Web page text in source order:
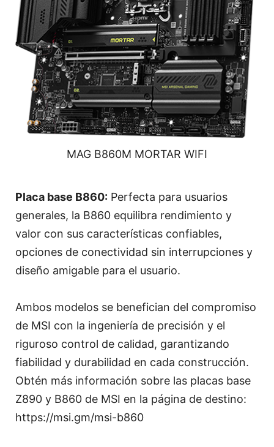
MAG B860M MORTAR WIFI
Placa base B860: Perfecta para usuarios
generales, la B860 equilibra rendimiento y
valor con sus características confiables,
opciones de conectividad sin interrupciones y
diseño amigable para el usuario.
Ambos modelos se benefician del compromiso
de MSI con la ingeniería de precisión y el
riguroso control de calidad, garantizando
fiabilidad y durabilidad en cada construcción.
Obtén más información sobre las placas base
Z890 y B860 de MSI en la página de destino:
https://msi.gm/msi-b860